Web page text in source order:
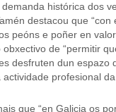
histórica dos
destacou que “con
peóns e poñer en
de “permitir
desfruten dun espazo
profesional da
que “en Galicia os